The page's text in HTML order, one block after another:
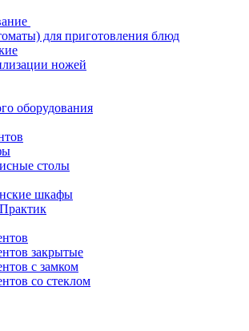
для приготовления блюд
ножей
оборудования
столы
шкафы
закрытые
с замком
со стеклом